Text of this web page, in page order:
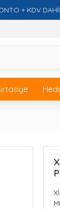
+ KDV DAHİL